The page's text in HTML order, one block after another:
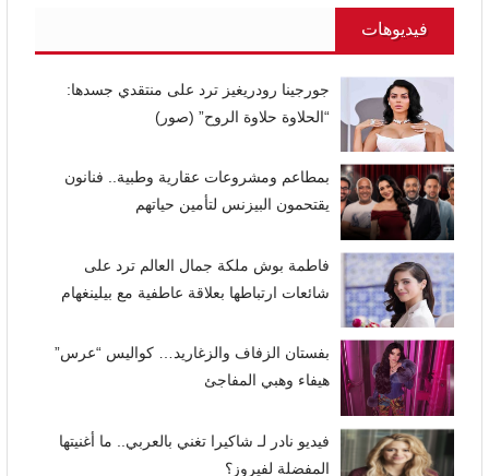
فيديوهات
جورجينا رودريغيز ترد على منتقدي جسدها:
“الحلاوة حلاوة الروح” (صور)
بمطاعم ومشروعات عقارية وطبية.. فنانون
يقتحمون البيزنس لتأمين حياتهم
فاطمة بوش ملكة جمال العالم ترد على
شائعات ارتباطها بعلاقة عاطفية مع بيلينغهام
بفستان الزفاف والزغاريد… كواليس “عرس”
هيفاء وهبي المفاجئ
فيديو نادر لـ شاكيرا تغني بالعربي.. ما أغنيتها
المفضلة لفيروز؟